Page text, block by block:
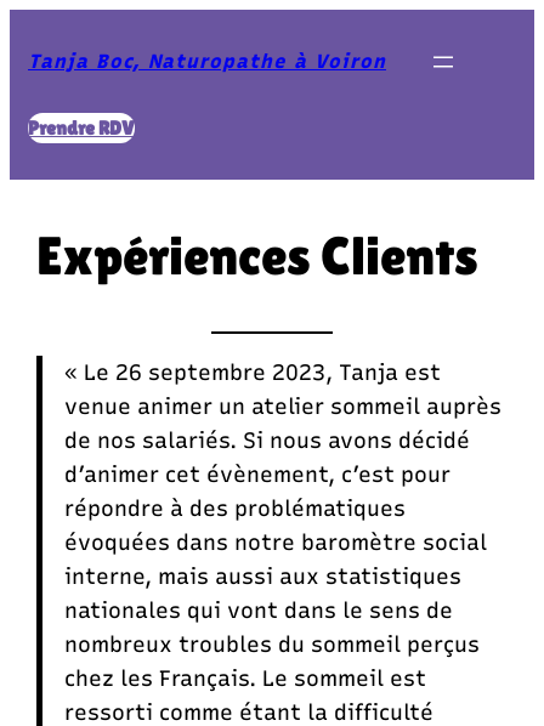
auTanja Boc, Naturopathe à Voiron
Prendre RDV
ExpériencesClients
« Le 26 septembre 2023, Tanja est
venue animer un atelier sommeil auprès
de nos salariés. Si nous avons décidé
d’animer cet évènement, c’est pour
répondre à des problématiques
évoquées dans notre baromètre social
interne, mais aussi aux statistiques
nationales qui vont dans le sens de
nombreux troubles du sommeil perçus
chez les Français. Le sommeil est
ressorti comme étant la difficulté